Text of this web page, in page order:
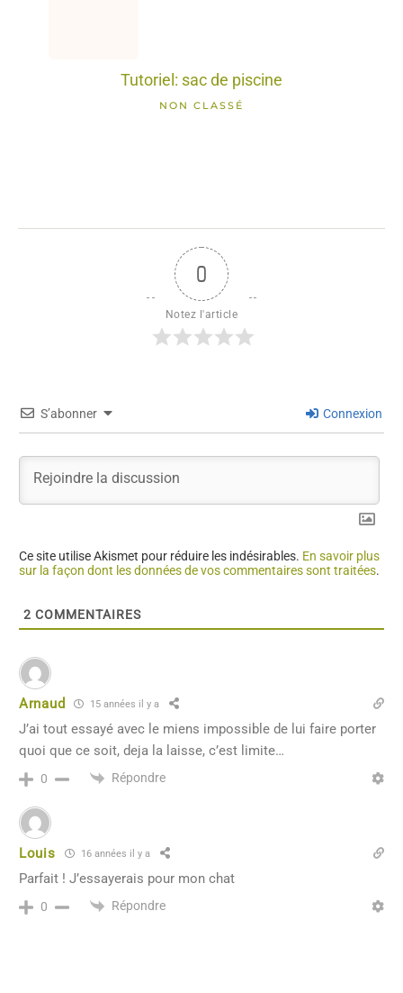
Tutoriel: sac de piscine
NON CLASSÉ
0
Notez l'article
S’abonner Connexion
Ce site utilise Akismet pour réduire les indésirables. En savoir plus
sur la façon dont les données de vos commentaires sont traitées.
2 COMMENTAIRES
Arnaud 15 années il y a
J’ai tout essayé avec le miens impossible de lui faire porter
quoi que ce soit, deja la laisse, c’est limite…
0 Répondre
Louis 16 années il y a
Parfait ! J’essayerais pour mon chat
0 Répondre